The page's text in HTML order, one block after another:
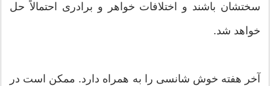
سختشان باشند و اختلافات خواهر و برادری احتمالاً حل
خواهد شد.
آخر هفته خوش شانسی را به همراه دارد. ممکن است در